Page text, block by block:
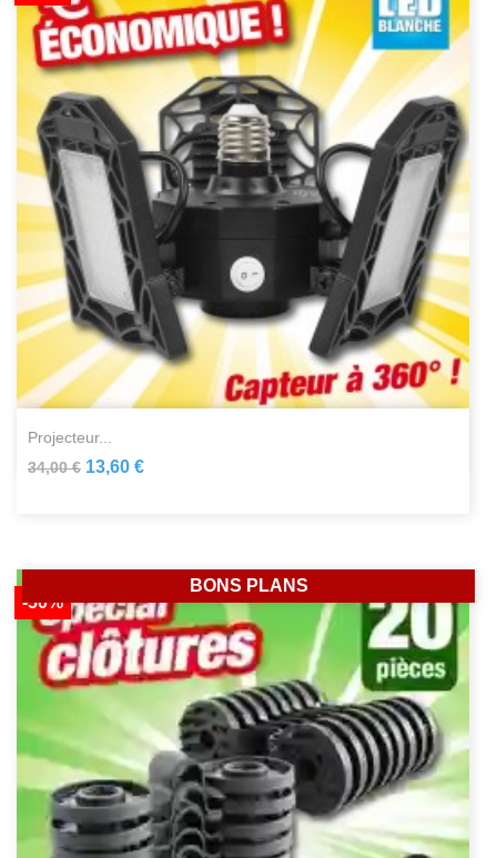
projecteur...
34,00 € 13,60 €
-50%
BONS PLANS